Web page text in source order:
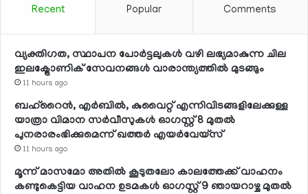
Recent Popular Comments
വ്യക്തിഗത, സ്ഥാപന പോര്‍ട്ടലുകള്‍ വഴി ലഭ്യമാകുന്ന ചില
ഇലക്ട്രോണിക് സേവനങ്ങള്‍ വാരാന്ത്യത്തില്‍ മുടങ്ങും
11 hours ago
ബഹ്റൈന്‍, എര്‍ബില്‍, കുവൈറ്റ് എന്നിവിടങ്ങളിലേക്കുള്ള
യാത്രാ വിമാന സര്‍വീസുകള്‍ ഓഗസ്റ്റ് 8 മുതല്‍
പുനരാരംഭിക്കുമെന്ന് ഖത്തര്‍ എയര്‍വേയ്സ്
11 hours ago
മൂന്ന് മാസമോ അതില്‍ കൂടുതലോ കാലത്തേക്ക് വാഹനം
കണ്ടുകെട്ടിയ വാഹന ഉടമകള്‍ ഓഗസ്റ്റ് 9 ഞായറാഴ്ച മുതല്‍